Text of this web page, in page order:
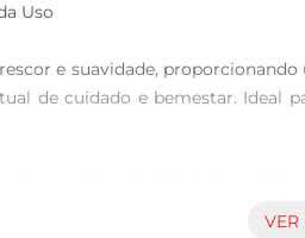
Uso
e suavidade,
de cuidado e bemestar. Ideal
da pele. O pH equilibrado VER